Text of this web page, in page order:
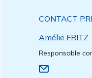
CONTACT
Amélie FRITZ
Responsable